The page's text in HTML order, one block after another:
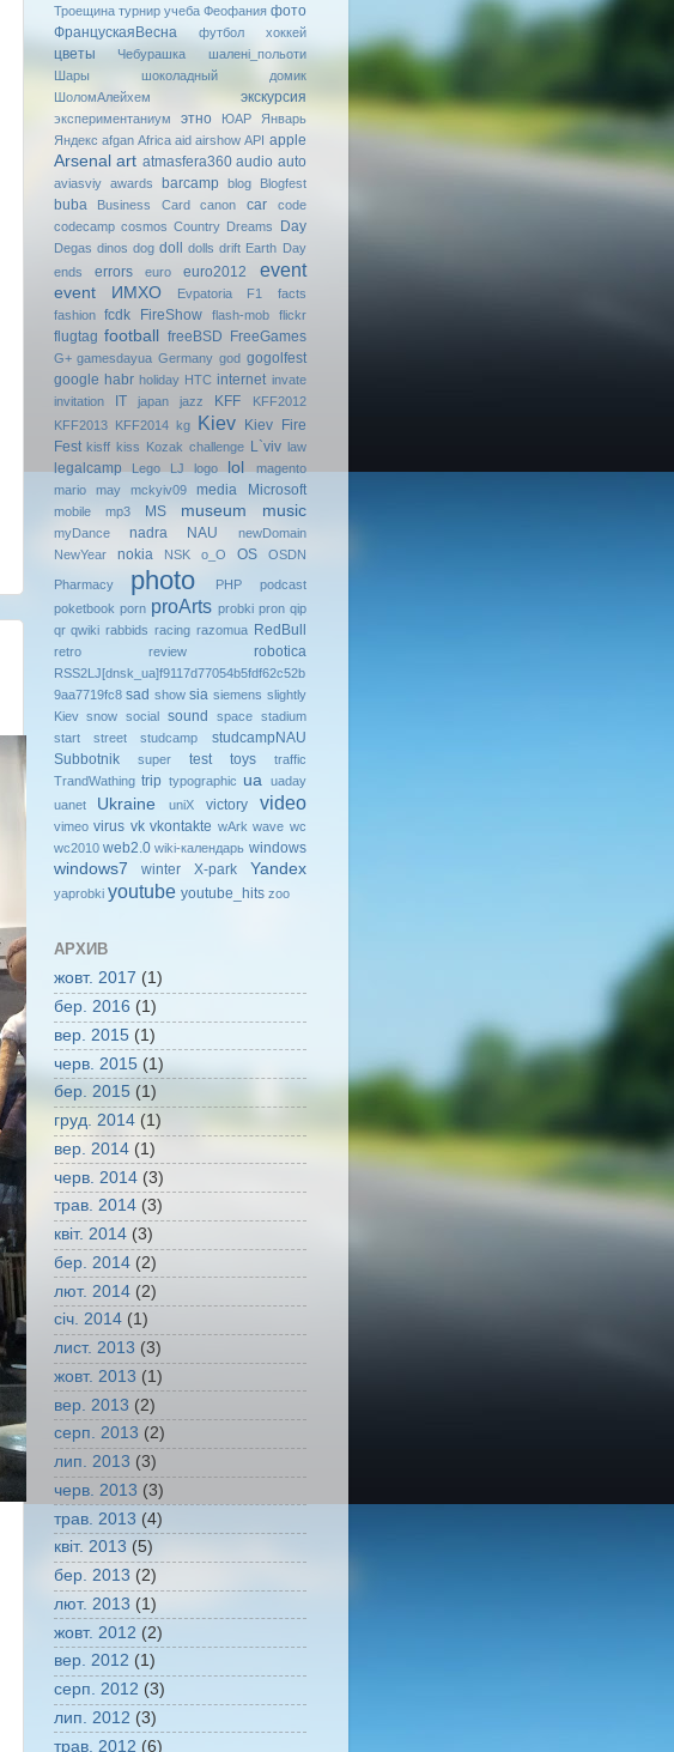
Троещина турнир учеба Феофания фото
ФранцускаяВесна
футбол хоккей
цветы Чебурашка
шалені_польоти
Шары
шоколадный домик
ШоломАлейхем
экскурсия
экспериментаниум этно ЮАР
Январь
Яндекс afgan Africa aid airshow API apple
Arsenal art atmasfera360 audio auto
aviasviy awards barcamp blog Blogfest
buba Business Card canon car
code
codecamp cosmos Country Dreams Day
Degas dinos dog doll dolls drift Earth Day
ends
errors euro euro2012 event
event ИМХО Evpatoria F1
facts
fashion
fcdk FireShow flash-mob flickr
flugtag football freeBSD FreeGames
G+ gаmesdауuа Germany god gogolfest
google habr holiday HTC internet invate
invitation
IT japan jazz KFF
KFF2012
KFF2013
KFF2014 kg Kiev Kiev Fire
Fest kisff kiss Kozak challenge L`viv law
legalcamp Lego LJ logo lol
magento
mario
may mckyiv09 media Microsoft
mobile mp3 MS museum music
myDance nadra NAU
newDomain
NewYear
nokia NSK o_O OS OSDN
Pharmacy photo PHP
podcast
poketbook porn proArts probki pron qip
qr qwiki rabbids racing razomua RedBull
retro review robotica
RSS2LJ[dnsk_ua]f9117d77054b5fdf62c52b
9aa7719fc8 sad show sia siemens slightly
Kiev snow social sound space
stadium
start
street studcamp
studcampNAU
Subbotnik
super test toys
traffic
TrandWathing trip typographic ua
uaday
uanet
Ukraine uniX victory video
vimeo virus vk vkontakte wArk wave wc
wc2010 web2.0 wiki-календарь windows
windows7 winter X-park Yandex
yaprobki youtube youtube_hits zoo
АРХИВ
жовт. 2017 (1)
бер. 2016 (1)
вер. 2015(1)
черв. 2015(1)
бер. 2015 (1)
груд. 2014(1)
вер. 2014(1)
черв. 2014(3)
трав. 2014(3)
квіт. 2014(3)
бер. 2014(2)
лют. 2014(2)
січ. 2014(1)
лист. 2013 (3)
жовт. 2013 (1)
вер. 2013 (2)
серп. 2013 (2)
лип. 2013 (3)
черв. 2013 (3)
трав. 2013 (4)
квіт. 2013 (5)
бер. 2013 (2)
лют. 2013 (1)
жовт. 2012 (2)
вер. 2012 (1)
серп. 2012 (3)
лип. 2012 (3)
трав. 2012 (6)